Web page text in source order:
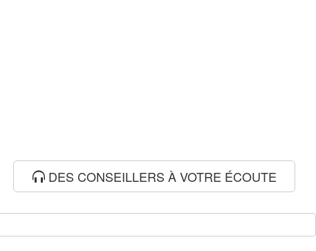
DES CONSEILLERS À VOTRE ÉCOUTE